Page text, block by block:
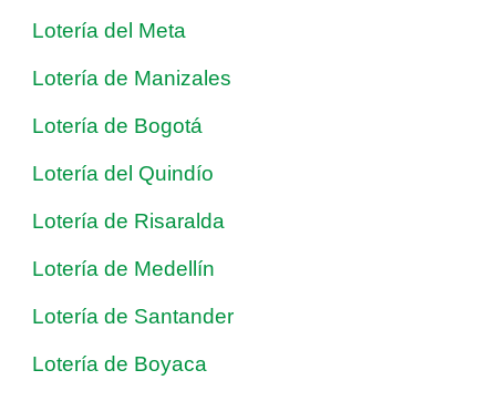
Lotería del Meta
Lotería de Manizales
Lotería de Bogotá
Lotería del Quindío
Lotería de Risaralda
Lotería de Medellín
Lotería de Santander
Lotería de Boyaca